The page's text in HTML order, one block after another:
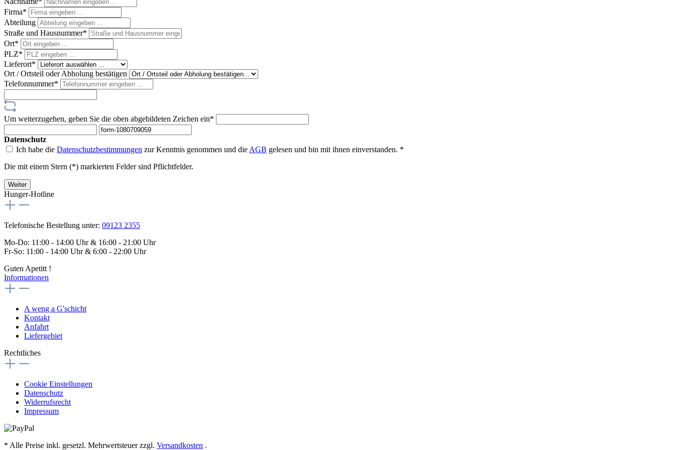
Firma*
Abteilung
Straße und Hausnummer*
Ort*
PLZ*
Lieferort*
Ort / Ortsteil oder Abholung bestätigen
Telefonnummer*
Um weiterzugehen, geben Sie die oben abgebildeten Zeichen ein*
Datenschutz
Ich habe die Datenschutzbestimmungen zur Kenntnis genommen und die AGB gelesen und bin mit ihnen einverstanden. *
Die mit einem Stern (*) markierten Felder sind Pflichtfelder.
Weiter
Hunger-Hotline
Telefonische Bestellung unter: 09123 2355
Mo-Do: 11:00 - 14:00 Uhr & 16:00 - 21:00 Uhr
Fr-So: 11:00 - 14:00 Uhr & 6:00 - 22:00 Uhr
Guten Apetitt !
Informationen
A weng a G'schicht
Kontakt
Anfahrt
Liefergebiet
Rechtliches
Cookie Einstellungen
Datenschutz
Widerrufsrecht
Impressum
* Alle Preise inkl. gesetzl. Mehrwertsteuer zzgl. Versandkosten .